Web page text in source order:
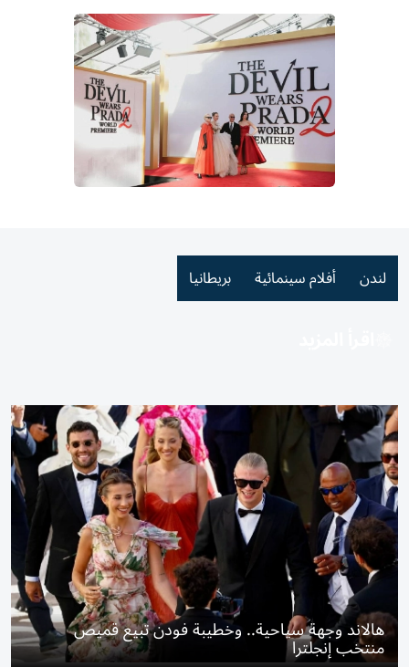
لندن أفلام سينمائية بريطانيا
هالاند وجهة سياحية.. وخطيبة فودن تبيع قميص
منتخب إنجلترا